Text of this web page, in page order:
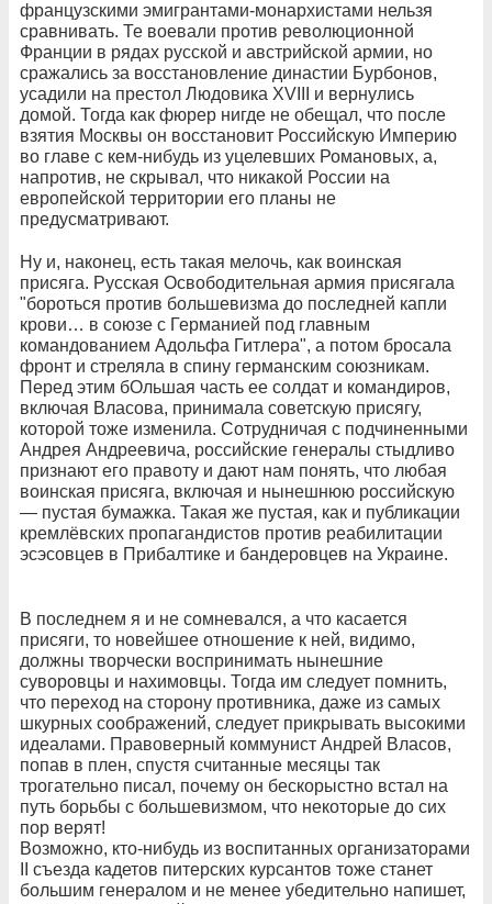
французскими эмигрантами-монархистами нельзя
сравнивать. Те воевали против революционной
Франции в рядах русской и австрийской армии, но
сражались за восстановление династии Бурбонов,
усадили на престол Людовика XVIII и вернулись
домой. Тогда как фюрер нигде не обещал, что после
взятия Москвы он восстановит Российскую Империю
во главе с кем-нибудь из уцелевших Романовых, а,
напротив, не скрывал, что никакой России на
европейской территории его планы не
предусматривают.
Ну и, наконец, есть такая мелочь, как воинская
присяга. Русская Освободительная армия присягала
"бороться против большевизма до последней капли
крови… в союзе с Германией под главным
командованием Адольфа Гитлера", а потом бросала
фронт и стреляла в спину германским союзникам.
Перед этим бОльшая часть ее солдат и командиров,
включая Власова, принимала советскую присягу,
которой тоже изменила. Сотрудничая с подчиненными
Андрея Андреевича, российские генералы стыдливо
признают его правоту и дают нам понять, что любая
воинская присяга, включая и нынешнюю российскую
— пустая бумажка. Такая же пустая, как и публикации
кремлёвских пропагандистов против реабилитации
эсэсовцев в Прибалтике и бандеровцев на Украине.
В последнем я и не сомневался, а что касается
присяги, то новейшее отношение к ней, видимо,
должны творчески воспринимать нынешние
суворовцы и нахимовцы. Тогда им следует помнить,
что переход на сторону противника, даже из самых
шкурных соображений, следует прикрывать высокими
идеалами. Правоверный коммунист Андрей Власов,
попав в плен, спустя считанные месяцы так
трогательно писал, почему он бескорыстно встал на
путь борьбы с большевизмом, что некоторые до сих
пор верят!
Возможно, кто-нибудь из воспитанных организаторами
II съезда кадетов питерских курсантов тоже станет
большим генералом и не менее убедительно напишет,